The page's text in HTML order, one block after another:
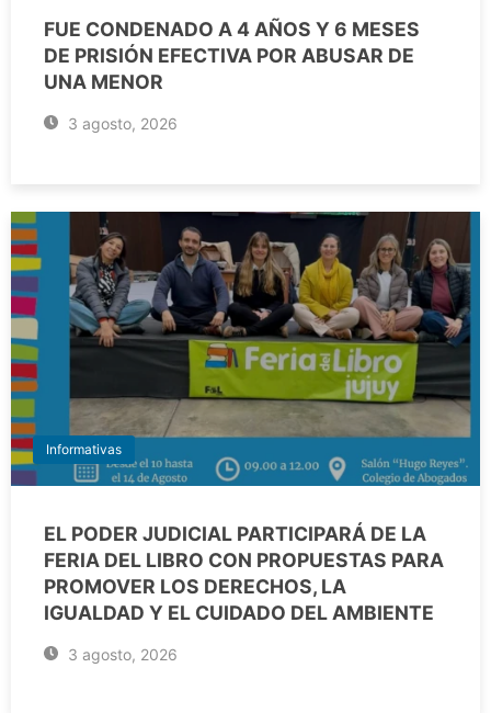
FUE CONDENADO A 4 AÑOS Y 6 MESES
DE PRISIÓN EFECTIVA POR ABUSAR DE
UNA MENOR
3 agosto, 2026
Informativas
EL PODER JUDICIAL PARTICIPARÁ DE LA
FERIA DEL LIBRO CON PROPUESTAS PARA
PROMOVER LOS DERECHOS, LA
IGUALDAD Y EL CUIDADO DEL AMBIENTE
3 agosto, 2026